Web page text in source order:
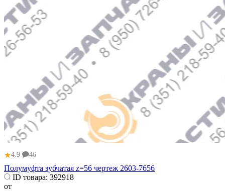
★4.9 46
Полумуфта зубчатая z=56 чертеж 2603-7656
ID товара: 392918
от